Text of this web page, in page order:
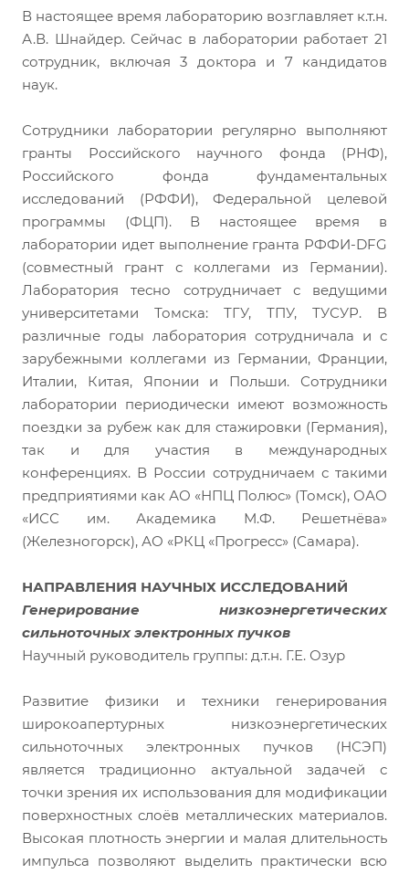
В настоящее время лабораторию возглавляет к.т.н.
А.В. Шнайдер. Сейчас в лаборатории работает 21
сотрудник, включая 3 доктора и 7 кандидатов
наук.
Сотрудники лаборатории регулярно выполняют
гранты Российского научного фонда (РНФ),
Российского фонда фундаментальных
исследований (РФФИ), Федеральной целевой
программы (ФЦП). В настоящее время в
лаборатории идет выполнение гранта РФФИ-DFG
(совместный грант с коллегами из Германии).
Лаборатория тесно сотрудничает с ведущими
университетами Томска: ТГУ, ТПУ, ТУСУР. В
различные годы лаборатория сотрудничала и с
зарубежными коллегами из Германии, Франции,
Италии, Китая, Японии и Польши. Сотрудники
лаборатории периодически имеют возможность
поездки за рубеж как для стажировки (Германия),
так и для участия в международных
конференциях. В России сотрудничаем с такими
предприятиями как АО «НПЦ Полюс» (Томск), ОАО
«ИСС им. Академика М.Ф. Решетнёва»
(Железногорск), АО «РКЦ «Прогресс» (Самара).
НАПРАВЛЕНИЯ НАУЧНЫХ ИССЛЕДОВАНИЙ
Генерирование низкоэнергетических
сильноточных электронных пучков
Научный руководитель группы: д.т.н. Г.Е. Озур
Развитие физики и техники генерирования
широкоапертурных низкоэнергетических
сильноточных электронных пучков (НСЭП)
является традиционно актуальной задачей с
точки зрения их использования для модификации
поверхностных слоёв металлических материалов.
Высокая плотность энергии и малая длительность
импульса позволяют выделить практически всю